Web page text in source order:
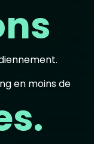
en moins de